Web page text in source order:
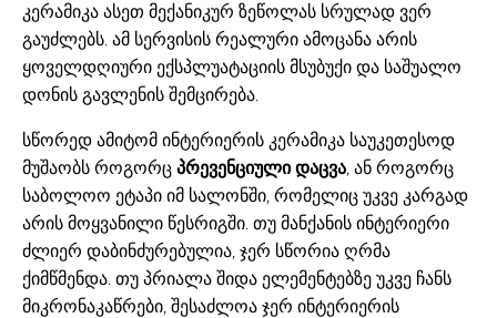
კერამიკა ასეთ მექანიკურ ზეწოლას სრულად ვერ
გაუძლებს. ამ სერვისის რეალური ამოცანა არის
ყოველდღიური ექსპლუატაციის მსუბუქი და საშუალო
დონის გავლენის შემცირება.
სწორედ ამიტომ ინტერიერის კერამიკა საუკეთესოდ
მუშაობს როგორც პრევენციული დაცვა, ან როგორც
საბოლოო ეტაპი იმ სალონში, რომელიც უკვე კარგად
არის მოყვანილი წესრიგში. თუ მანქანის ინტერიერი
ძლიერ დაბინძურებულია, ჯერ სწორია ღრმა
ქიმწმენდა. თუ პრიალა შიდა ელემენტებზე უკვე ჩანს
მიკრონაკაწრები, შესაძლოა ჯერ ინტერიერის